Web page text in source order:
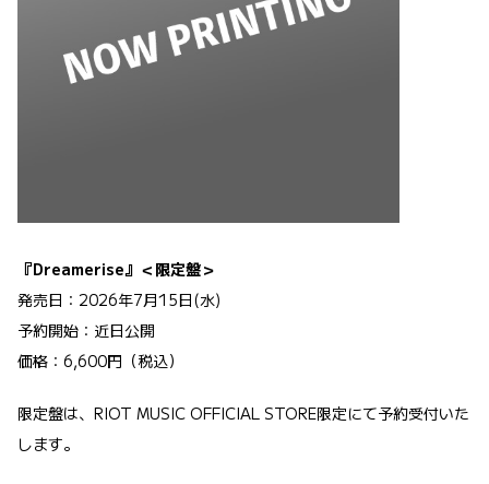
『Dreamerise』＜限定盤＞
発売日：2026年7月15日(水)
予約開始：近日公開
価格：6,600円（税込）
限定盤は、RIOT MUSIC OFFICIAL STORE限定にて予約受付いた
します。